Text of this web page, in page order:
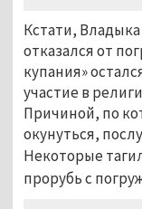
Кстати,
отказался от
купания»
участие в
Причиной, по
окунуться,
Некоторые
прорубь с